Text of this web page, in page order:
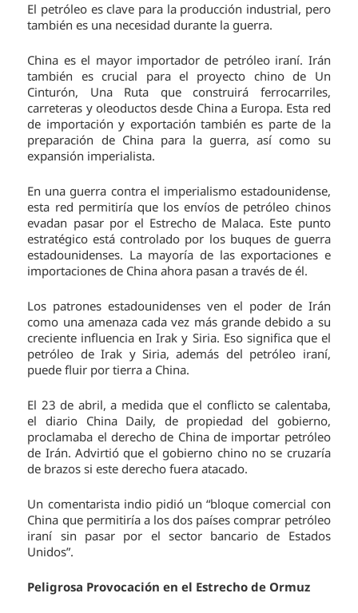
El petróleo es clave para la producción industrial, pero
también es una necesidad durante la guerra.
China es el mayor importador de petróleo iraní. Irán
también es crucial para el proyecto chino de Un
Cinturón, Una Ruta que construirá ferrocarriles,
carreteras y oleoductos desde China a Europa. Esta red
de importación y exportación también es parte de la
preparación de China para la guerra, así como su
expansión imperialista.
En una guerra contra el imperialismo estadounidense,
esta red permitiría que los envíos de petróleo chinos
evadan pasar por el Estrecho de Malaca. Este punto
estratégico está controlado por los buques de guerra
estadounidenses. La mayoría de las exportaciones e
importaciones de China ahora pasan a través de él.
Los patrones estadounidenses ven el poder de Irán
como una amenaza cada vez más grande debido a su
creciente influencia en Irak y Siria. Eso significa que el
petróleo de Irak y Siria, además del petróleo iraní,
puede fluir por tierra a China.
El 23 de abril, a medida que el conflicto se calentaba,
el diario China Daily, de propiedad del gobierno,
proclamaba el derecho de China de importar petróleo
de Irán. Advirtió que el gobierno chino no se cruzaría
de brazos si este derecho fuera atacado.
Un comentarista indio pidió un “bloque comercial con
China que permitiría a los dos países comprar petróleo
iraní sin pasar por el sector bancario de Estados
Unidos”.
Peligrosa Provocación en el Estrecho de Ormuz